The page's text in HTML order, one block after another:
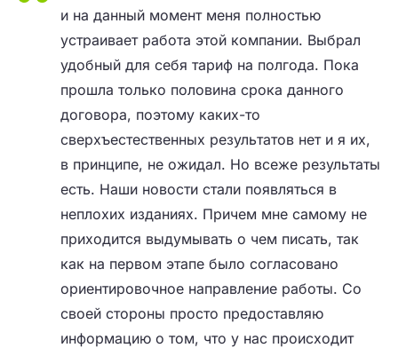
и на данный момент меня полностью
устраивает работа этой компании. Выбрал
удобный для себя тариф на полгода. Пока
прошла только половина срока данного
договора, поэтому каких-то
сверхъестественных результатов нет и я их,
в принципе, не ожидал. Но всеже результаты
есть. Наши новости стали появляться в
неплохих изданиях. Причем мне самому не
приходится выдумывать о чем писать, так
как на первом этапе было согласовано
ориентировочное направление работы. Со
своей стороны просто предоставляю
информацию о том, что у нас происходит